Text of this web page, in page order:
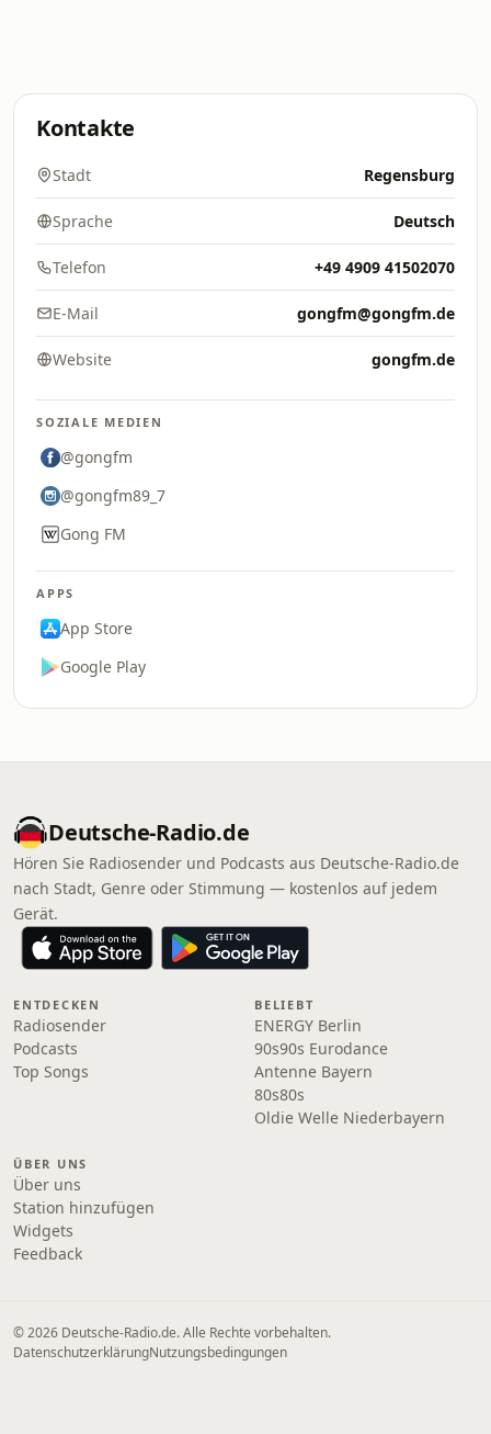
Kontakte
Stadt Regensburg
Sprache Deutsch
Telefon +49 4909 41502070
E-Mail gongfm@gongfm.de
Website gongfm.de
SOZIALE MEDIEN
@gongfm
@gongfm89_7
Gong FM
APPS
App Store
Google Play
Deutsche-Radio.de
Hören Sie Radiosender und Podcasts aus Deutsche-Radio.de
nach Stadt, Genre oder Stimmung — kostenlos auf jedem
Gerät.
ENTDECKEN
Radiosender
Podcasts
Top Songs
BELIEBT
ENERGY Berlin
90s90s Eurodance
Antenne Bayern
80s80s
Oldie Welle Niederbayern
ÜBER UNS
Über uns
Station hinzufügen
Widgets
Feedback
© 2026 Deutsche-Radio.de. Alle Rechte vorbehalten.
DatenschutzerklärungNutzungsbedingungen